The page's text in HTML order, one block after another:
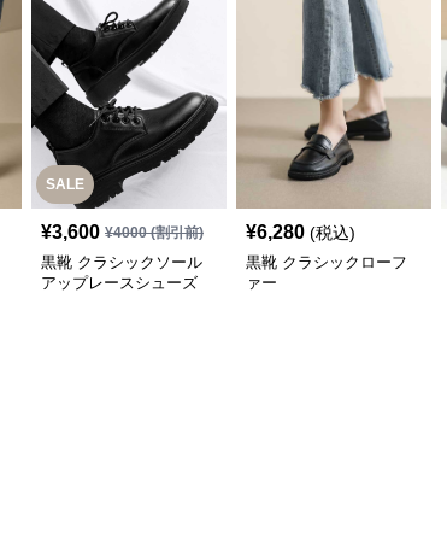
SALE
¥3,600 ¥4000(割引前)
黒靴 クラシックソール
アップレースシューズ
¥6,280 (税込)
黒靴 クラシックローフ
ァー